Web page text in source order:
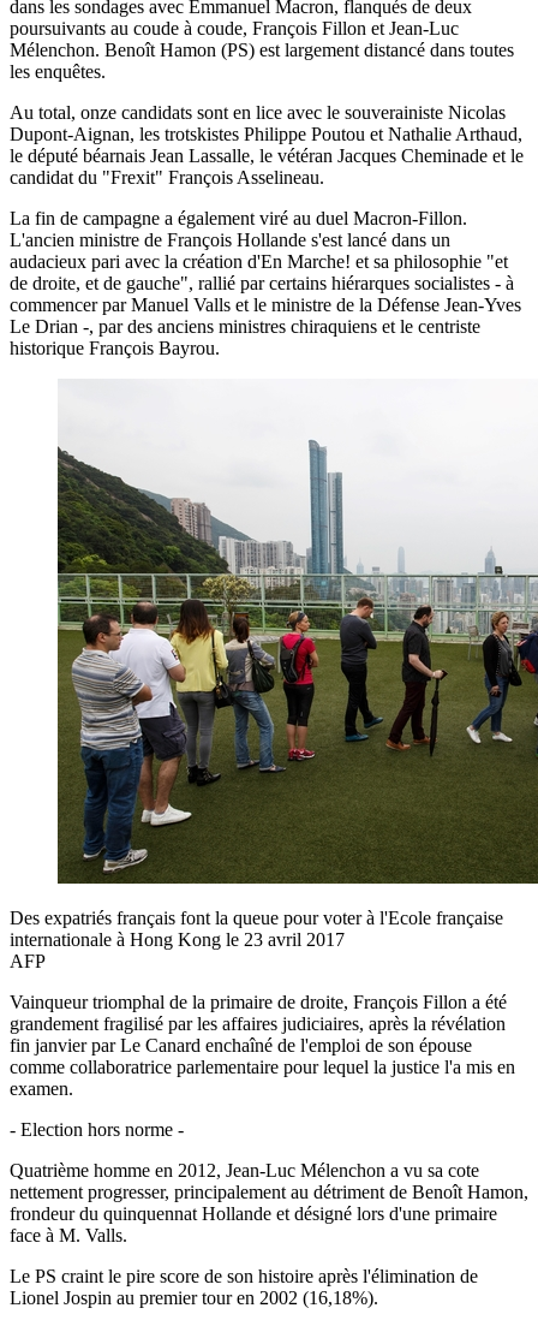
dans les sondages avec Emmanuel Macron, flanqués de deux
poursuivants au coude à coude, François Fillon et Jean-Luc
Mélenchon. Benoît Hamon (PS) est largement distancé dans toutes
les enquêtes.
Au total, onze candidats sont en lice avec le souverainiste Nicolas
Dupont-Aignan, les trotskistes Philippe Poutou et Nathalie Arthaud,
le député béarnais Jean Lassalle, le vétéran Jacques Cheminade et le
candidat du "Frexit" François Asselineau.
La fin de campagne a également viré au duel Macron-Fillon.
L'ancien ministre de François Hollande s'est lancé dans un
audacieux pari avec la création d'En Marche! et sa philosophie "et
de droite, et de gauche", rallié par certains hiérarques socialistes - à
commencer par Manuel Valls et le ministre de la Défense Jean-Yves
Le Drian -, par des anciens ministres chiraquiens et le centriste
historique François Bayrou.
Des expatriés français font la queue pour voter à l'Ecole française
internationale à Hong Kong le 23 avril 2017
AFP
Vainqueur triomphal de la primaire de droite, François Fillon a été
grandement fragilisé par les affaires judiciaires, après la révélation
fin janvier par Le Canard enchaîné de l'emploi de son épouse
comme collaboratrice parlementaire pour lequel la justice l'a mis en
examen.
- Election hors norme -
Quatrième homme en 2012, Jean-Luc Mélenchon a vu sa cote
nettement progresser, principalement au détriment de Benoît Hamon,
frondeur du quinquennat Hollande et désigné lors d'une primaire
face à M. Valls.
Le PS craint le pire score de son histoire après l'élimination de
Lionel Jospin au premier tour en 2002 (16,18%).